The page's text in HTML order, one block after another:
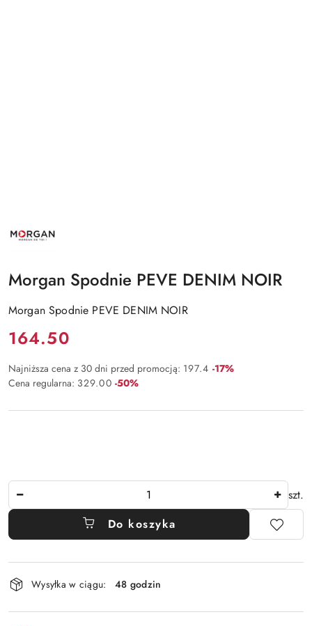
PRODUCENTA:
MORGAN
Morgan Spodnie PEVE DENIM NOIR
Morgan Spodnie PEVE DENIM NOIR
Cena:
164.50
Najniższa cena z 30 dni przed promocją: 197.4 Rabat:
-17%
Cena regularna: 329.00 Rabat:
-50%
szt.
Do koszyka
Dostępność
i
dostawa
Wysyłka w ciągu: 48 godzin